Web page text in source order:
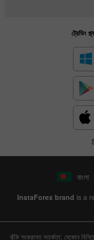
ট্রেডিং
বাংলা
InstaForex brand is a
ঝুঁকি সংক্রান্ত সতর্কতা: যেকোন